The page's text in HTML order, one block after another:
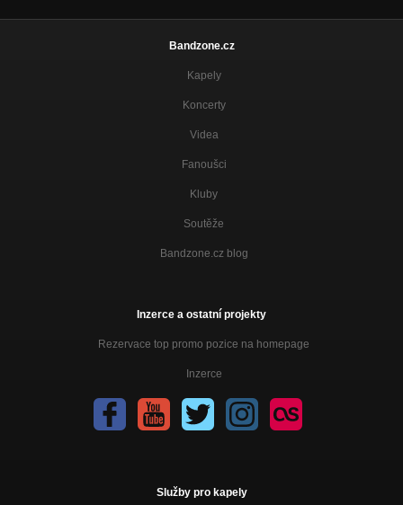
Bandzone.cz
Kapely
Koncerty
Videa
Fanoušci
Kluby
Soutěže
Bandzone.cz blog
Inzerce a ostatní projekty
Rezervace top promo pozice na homepage
Inzerce
Služby pro kapely